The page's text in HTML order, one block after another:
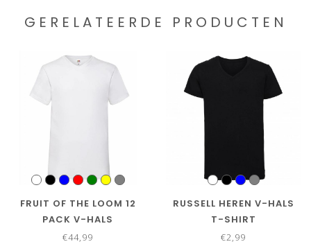
GERELATEERDE PRODUCTEN
FRUIT OF THE LOOM 12
PACK V-HALS
€44,99
RUSSELL HEREN V-HALS
T-SHIRT
€2,99